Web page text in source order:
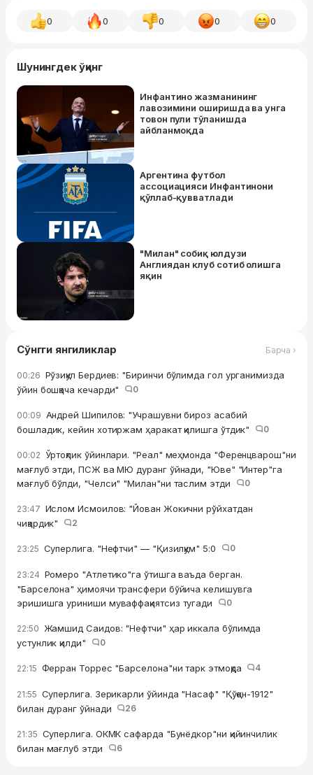
0 0 0 0 0
Шунингдек ўқинг
Инфантино жазманининг
лавозимини оширишда ва унга
товон пули тўланишда
айбланмоқда
Аргентина футбол
ассоциацияси Инфантинони
қўллаб-қувватлади
"Милан" собиқ юлдузи
Англиядан клуб сотиб олишга
яқин
Сўнгги янгиликлар Барча ›
00:26 Рўзиқул Бердиев: "Биринчи бўлимда гол урганимизда
ўйин бошқача кечарди"
0
00:09 Андрей Шипилов: "Учрашувни бироз асабий
бошладик, кейин хотиржам ҳаракат қилишга ўтдик"
0
00:02 Ўртоқлик ўйинлари. "Реал" меҳмонда "Ференцварош"ни
мағлуб этди, ПСЖ ва МЮ дуранг ўйнади, "Юве" "Интер"га
мағлуб бўлди, "Челси" "Милан"ни таслим этди
0
23:47 Ислом Исмоилов: "Йован Жокични рўйхатдан
чиқардик"
2
23:25 Суперлига. "Нефтчи" — "Қизилқум" 5:0 0
23:24 Ромеро "Атлетико"га ўтишга ваъда берган.
"Барселона" ҳимоячи трансфери бўйича келишувга
эришишга уриниши муваффақиятсиз тугади
0
22:50 Жамшид Саидов: "Нефтчи" ҳар иккала бўлимда
устунлик қилди"
0
22:15 Ферран Торрес "Барселона"ни тарк этмоқда 4
21:55 Суперлига. Зерикарли ўйинда "Насаф" "Қўқон-1912"
билан дуранг ўйнади
26
21:35 Суперлига. ОКМК сафарда "Бунёдкор"ни қийинчилик
билан мағлуб этди
6